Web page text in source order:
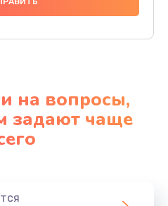
на вопросы,
задают чаще